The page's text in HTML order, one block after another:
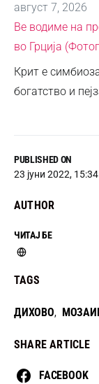
PUBLISHED ON
23 јуни 2022,
AUTHOR
ЧИТАЈ БЕ
TAGS
ДИХОВО,
SHARE ARTICLE
FACEBOOK
август 7, 2026
Ве водиме на
во Грција
Крит е
богатство и